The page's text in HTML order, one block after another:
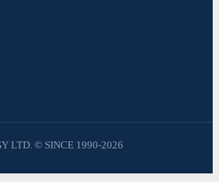
LTD. © SINCE 1990-2026